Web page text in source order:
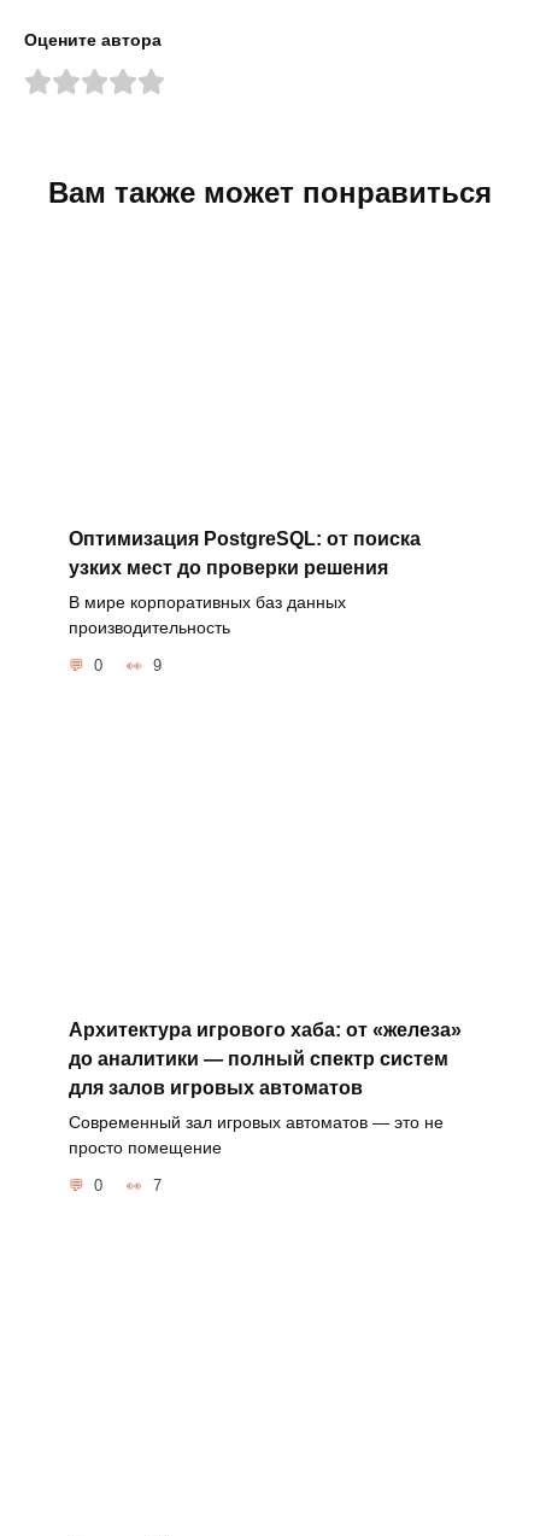
Оцените автора
Вам также может понравиться
Оптимизация PostgreSQL: от поиска
узких мест до проверки решения
В мире корпоративных баз данных
производительность
0 9
Архитектура игрового хаба: от «железа»
до аналитики — полный спектр систем
для залов игровых автоматов
Современный зал игровых автоматов — это не
просто помещение
0 7